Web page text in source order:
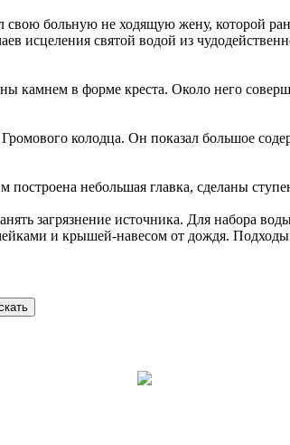
больную не ходящую жену, которой
исцеления святой водой из
в форме креста. Около него
колодца. Он показал большое
небольшая главка, сделаны
загрязнение источника. Для набора
и крышей-навесом от дождя.